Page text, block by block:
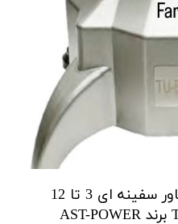
فرز تیز کن ای اس تی پاور سفینه ای 3 تا 12